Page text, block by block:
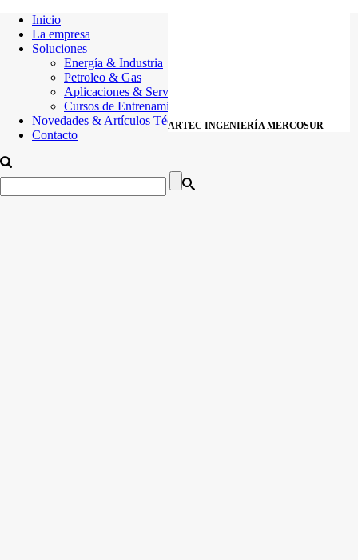
ARTEC INGENIERÍA MERCOSUR
Inicio
La empresa
Soluciones
Energía & Industria
Petroleo & Gas
Aplicaciones & Servicios
Cursos de Entrenamiento
Novedades & Artículos Técnicos
Contacto